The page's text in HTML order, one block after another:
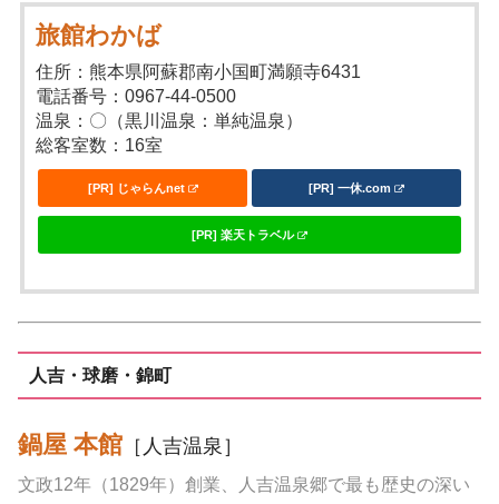
旅館わかば
住所：熊本県阿蘇郡南小国町満願寺6431
電話番号：0967-44-0500
温泉：〇（黒川温泉：単純温泉）
総客室数：16室
[PR] じゃらんnet [PR] 一休.com
[PR] 楽天トラベル
人吉・球磨・錦町
鍋屋 本館 ［人吉温泉］
文政12年（1829年）創業、人吉温泉郷で最も歴史の深い